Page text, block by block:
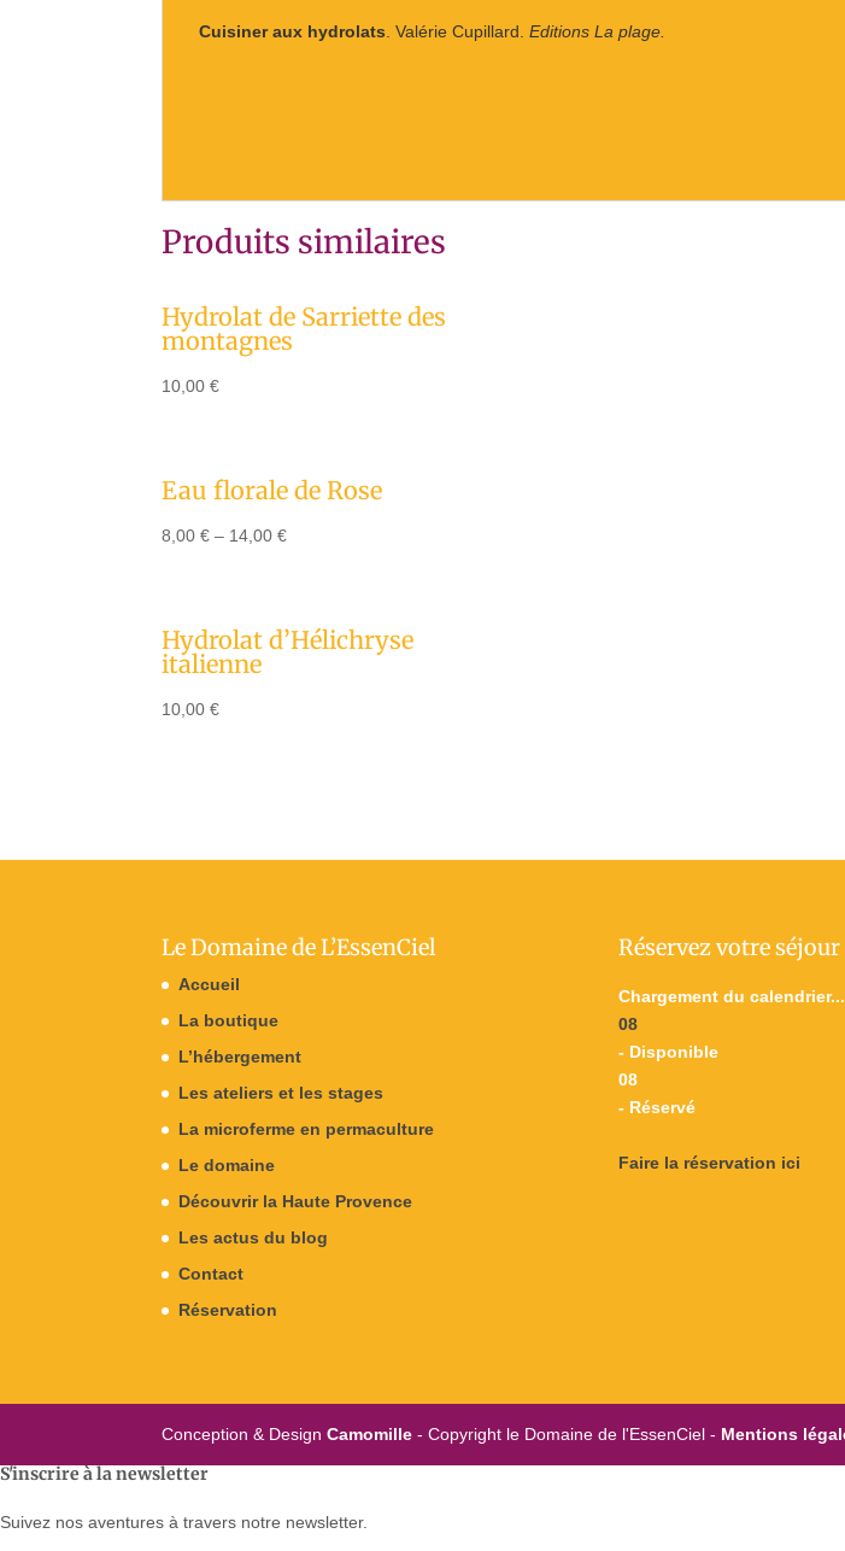
Cuisiner aux hydrolats . Valérie Cupillard.Editions La plage.
Produits similaires
Hydrolat de Sarriette des
montagnes
10,00€
Eau florale de Rose
8,00€ – 14,00€
Hydrolat d’Hélichryse
italienne
10,00€
Le Domaine de L’EssenCiel
Accueil
La boutique
L’hébergement
Les ateliers et les stages
La microferme en permaculture
Le domaine
Découvrir la Haute Provence
Les actus du blog
Contact
Réservation
Réservez votre séjour
Chargement du calendrier...
08
- Disponible
08
- Réservé
Faire la réservation ici
Conception & DesignCamomille - Copyright le Domaine de l'EssenCiel - Mentions
S'inscrire à la newsletter
Suivez nos aventures à travers notre newsletter.